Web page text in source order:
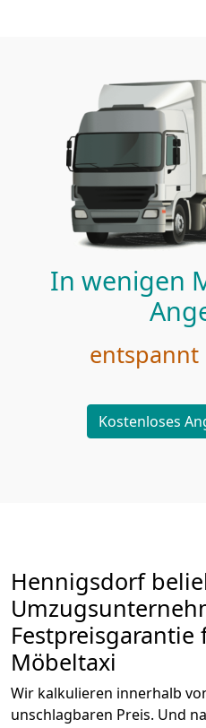
In wenigen
entspannt
Kostenloses
Hennigsdorf
Festpreisgarantie
Möbeltaxi
Wir kalkulieren innerhalb
unschlagbaren Preis. Und